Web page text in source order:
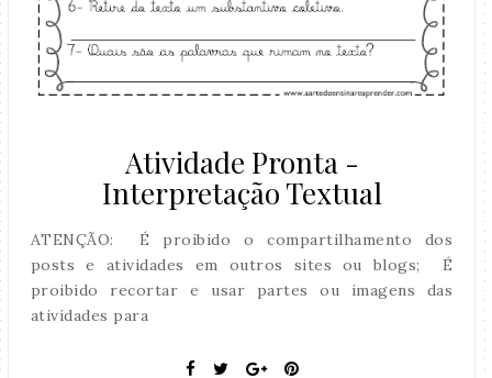
Atividade Pronta -
Interpretação Textual
ATENÇÃO: É proibido o compartilhamento dos
posts e atividades em outros sites ou blogs; É
proibido recortar e usar partes ou imagens das
atividades para